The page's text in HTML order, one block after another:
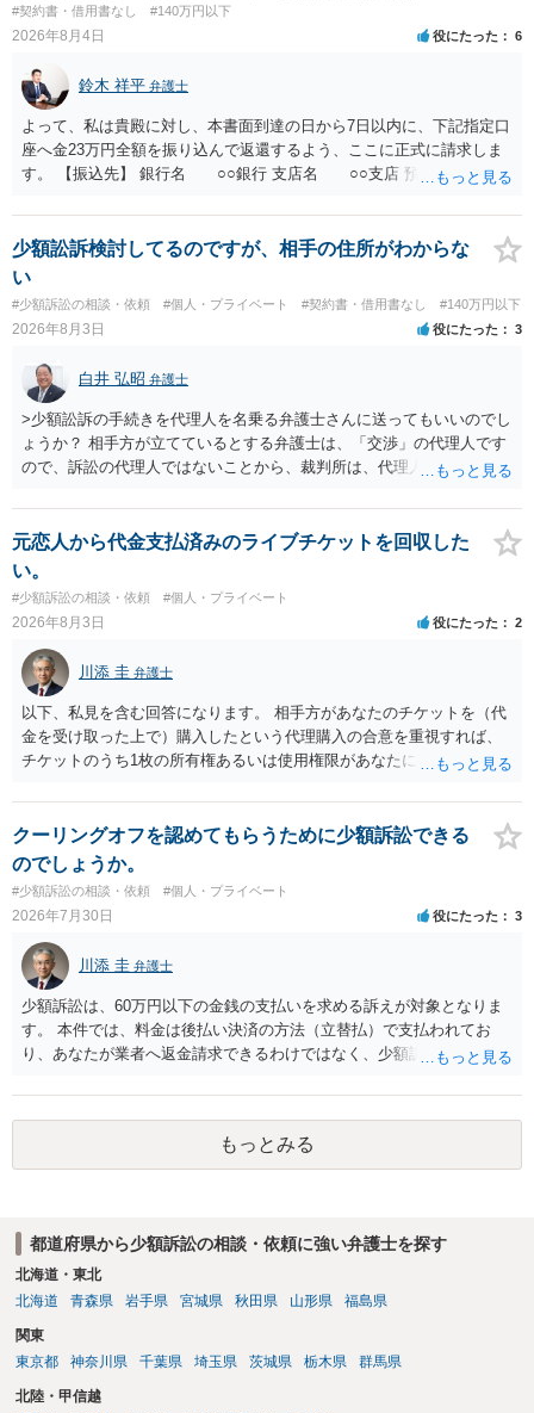
#契約書・借用書なし
#140万円以下
2026年8月4日 役にたった 6
鈴木 祥平 弁護士
よって、私は貴殿に対し、本書面到達の日から7日以内に、下記指定口
座へ金23万円全額を振り込んで返還するよう、ここに正式に請求しま
す。 【振込先】 銀行名 ○○銀行 支店名 ○○支店 預金種別 普通
されない場合には、貴殿には任意に返金する意思がないものと判断
し、やむを得ず、返還金23万円及びこれに対する遅延損害金の支払い
を求める民事訴訟、支払督促その他必要な法的手続を直ちに講じま
いても併せて請求する予定ですので、あらかじめ申し添えます。 本件
は、貴殿自らが契約を解約したことによって生じた返還義務の履行を
求めるものにすぎません。貴殿の仕入先との取引関係や返金時期など
の内部事情は、私に対する返還義務の発生や履行時期には何ら影響を
及ぼすものではありません。 これ以上、本件の解決を不必要に遅延さ
せることなく、誠意をもって速やかに返金手続を履行されるよう、強
く求めます。 以上
少額訟訴検討してるのですが、相手の住所がわからな
い
#少額訴訟の相談・依頼 #個人・プライベート #契約書・借用書なし #140万円以下
2026年8月3日 役にたった 3
白井 弘昭 弁護士
>少額訟訴の手続きを代理人を名乗る弁護士さんに送ってもいいのでし
ょうか？ 相手方が立てているとする弁護士は、「交渉」の代理人です
ので、訴訟の代理人ではないことから、裁判所は、代理人宛ての訴状
ている場合は、相手方（被告）の住所で訴状を作成提出し、裁判所に
代理人が就いていたことを知らせると（訴状の記載内容から明らかな
場合も）、裁判所が当該代理人弁護士に事前連絡し、引き続き訴訟も
受任するかを聞いたうえで、受任の意志が明らかになったところで、
直接被告に送達するのではなく、代理人に訴状の受領を促すこともあ
ります。 ラインのやり取りでしか証拠がないと、実際の本人性が明ら
かではありません。もちろん弁護士（２０万円の請求で代理人弁護士
に委任するかも疑わしいのですが）も住所は明らかにしないでしょ
う。 何か本人を示す事実（振込先などの情報）から、相手の住所等の
情報を割り出していくしかないように思えます。 以上、ご参考まで。
元恋人から代金支払済みのライブチケットを回収した
い。
#少額訴訟の相談・依頼 #個人・プライベート
2026年8月3日 役にたった 2
川添 圭 弁護士
以下、私見を含む回答になります。 相手方があなたのチケットを（代
金を受け取った上で）購入したという代理購入の合意を重視すれば、
チケットのうち1枚の所有権あるいは使用権限があなたにあり、チケッ
す。 一方、このチケット購入には「相手方と一緒に行く」という合意
も付随していたことを無視することができません。こちらを重視すれ
ば、交際を終了させたことにより「一緒に行く」という結果の実現に
重大な障害が発生しており、当然にチケットを引き渡すべきといえる
かは微妙であり、むしろ返金すべきとするのが当事者の合理的意思に
合致するのではないか、という判断に傾くことになると思います。 例
えば、当該チケットが座席指定である場合、交際を解消した2人が当日
隣り合わせになることは避けたいという心理が働くことも無理からぬ
ところです。一方、チケットがエリア指定のアリーナ席であれば隣り
合わせにならずに済むかもしれませんし、そのチケットが入手困難で
あったり特別席であったりすれば、判断は変わってくるかもしれませ
ん。当該チケットがチケット転売防止法に規定する特定興行入場券に
該当し、券面上使用者が指定されている場合には、チケット引渡し以
外に選択肢がない場合もあるでしょう。 このように、本件の紛争は、
法的には「当事者の合理的意思」がどこにあるのかを追求した解決が
必要になると思われます。なかなか難しい問題なので、弁護士によっ
クーリングオフを認めてもらうために少額訴訟できる
のでしょうか。
#少額訴訟の相談・依頼 #個人・プライベート
2026年7月30日 役にたった 3
川添 圭 弁護士
少額訴訟は、60万円以下の金銭の支払いを求める訴えが対象となりま
す。 本件では、料金は後払い決済の方法（立替払）で支払われてお
り、あなたが業者へ返金請求できるわけではなく、少額訴訟は使えな
在確認請求訴訟を提起することも考えられますが、まずは後払い決済
業者へ（原契約のクーリング・オフの証拠の写しとともに）支払拒絶
の通知書を送り、もし訴訟や支払督促を行ってきた場合には全面的に
争う、というやり方がベターではないかと思います。弁護士会の相談
もっとみる
都道府県から少額訴訟の相談・依頼に強い弁護士を探す
北海道・東北
北海道
青森県 岩手県 宮城県 秋田県 山形県 福島県
関東
東京都
神奈川県 千葉県 埼玉県 茨城県 栃木県 群馬県
北陸・甲信越